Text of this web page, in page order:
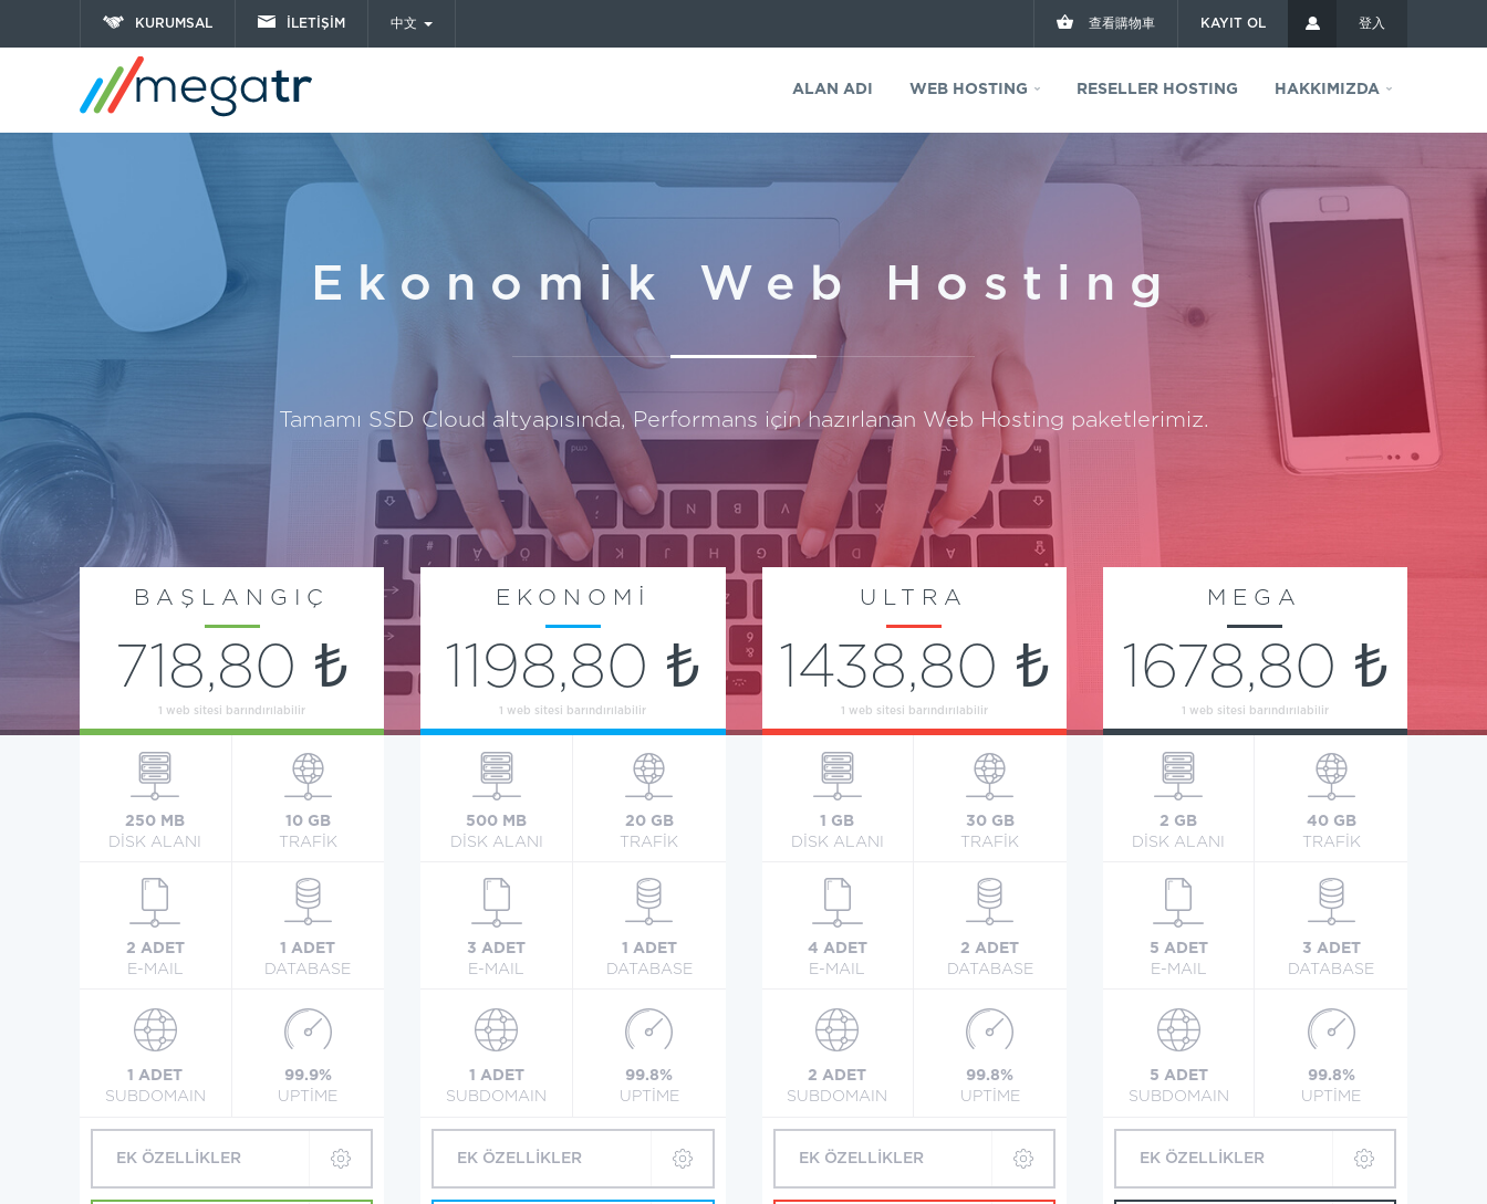
KURUMSAL İLETİŞİM 中文 查看購物車 KAYIT OL 登入
ALAN ADI WEB HOSTING RESELLER HOSTING HAKKIMIZDA
Ekonomik Web Hosting
Tamamı SSD Cloud altyapısında, Performans için hazırlanan Web Hosting paketlerimiz.
BAŞLANGIÇ
718,80 ₺
1 web sitesi barındırılabilir
250 MB
DİSK ALANI
10 GB
TRAFİK
2 ADET
E-MAIL
1 ADET
DATABASE
1 ADET
SUBDOMAIN
99.9%
UPTİME
EK ÖZELLİKLER
EKONOMİ
1198,80 ₺
1 web sitesi barındırılabilir
500 MB
DİSK ALANI
20 GB
TRAFİK
3 ADET
E-MAIL
1 ADET
DATABASE
1 ADET
SUBDOMAIN
99.8%
UPTİME
EK ÖZELLİKLER
ULTRA
1438,80 ₺
1 web sitesi barındırılabilir
1 GB
DİSK ALANI
30 GB
TRAFİK
4 ADET
E-MAIL
2 ADET
DATABASE
2 ADET
SUBDOMAIN
99.8%
UPTİME
EK ÖZELLİKLER
MEGA
1678,80 ₺
1 web sitesi barındırılabilir
2 GB
DİSK ALANI
40 GB
TRAFİK
5 ADET
E-MAIL
3 ADET
DATABASE
5 ADET
SUBDOMAIN
99.8%
UPTİME
EK ÖZELLİKLER